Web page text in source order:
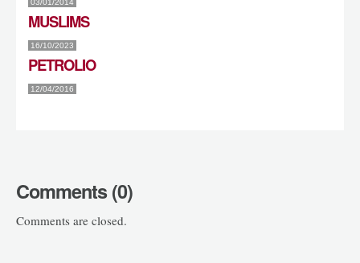
03/01/2014
MUSLIMS
16/10/2023
PETROLIO
12/04/2016
Comments (0)
Comments are closed.